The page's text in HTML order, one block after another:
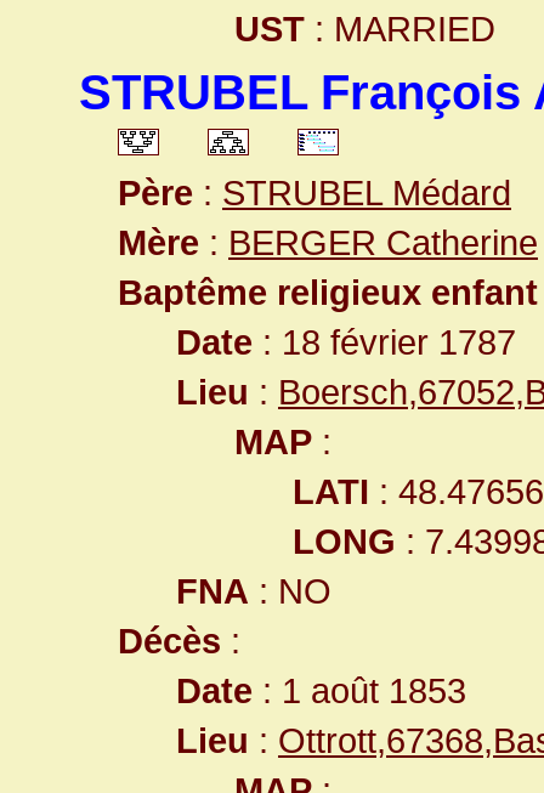
UST : MARRIED
STRUBEL François
Père : STRUBEL Médard
Mère : BERGER Catherine
Baptême religieux enfant
Date : 18 février 1787
Lieu :
MAP :
LATI :
LONG :
FNA : NO
Décès :
Date : 1 août 1853
Lieu :